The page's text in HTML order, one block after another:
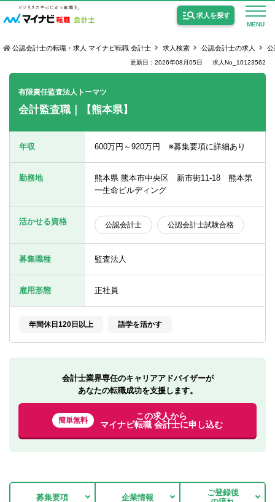
MENU
求人を探す
公認会計士の求人
監査法人の求人
公認会計士試験合格向けの求人
USCPA（米国公認会計士）の求人
女性会計士の転職
ご利用ガイド
非公開求人とは？
転職お役立ち情報
公認会計士の転職・求人 マイナビ転職 会計士 求人検索 公認会計士の求人 公
更新日：2026年08月05日 求人No_10123562
有限責任監査法人トーマツ
会計監査職｜【熊本県】
年収 600万円～920万円 ※募集要項に詳細あり
勤務地
熊本県 熊本市中央区 新市街11-18 熊本第
一生命ビルディング
活かせる資格 公認会計士 公認会計士試験合格
募集職種 監査法人
雇用形態 正社員
年間休日120日以上 語学を活かす
会計士業界専任のキャリアアドバイザーが
あなたの転職成功を支援します。
簡単無料
この求人から
マイナビ転職 会計士に申し込む
募集要項 企業情報
ご登録後